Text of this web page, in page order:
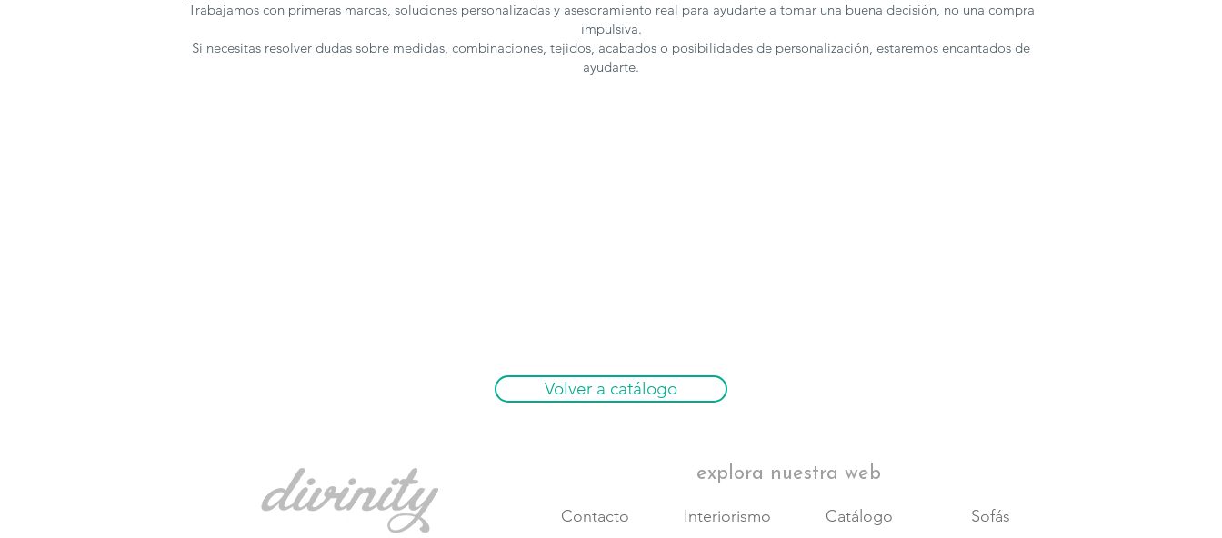
Trabajamos con primeras marcas, soluciones personalizadas y asesoramiento real para ayudarte a tomar una buena decisión, no una compra
impulsiva.
Si necesitas resolver dudas sobre medidas, combinaciones, tejidos, acabados o posibilidades de personalización, estaremos encantados de
ayudarte.
Volver a catálogo
Contacto Interiorismo Catálogo
explora nuestra web
Sofás